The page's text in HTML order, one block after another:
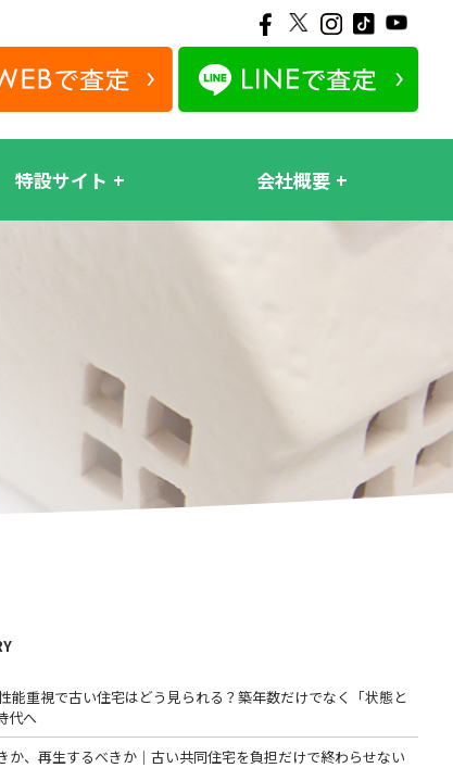
特設サイト 会社概要
能重視で古い住宅はどう見られる？築年数だけでなく「状態と
代へ
か、再生するべきか｜古い共同住宅を負担だけで終わらせない